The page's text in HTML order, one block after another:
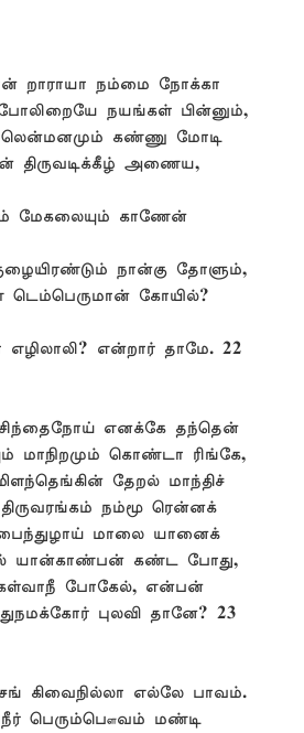
றாராயா நம்மை நோக்கா
நயங்கள் பின்னும்,
கண்ணு மோடி
திருவடிக்கீழ் அணைய,
மேகலையும் காணேன்
நான்கு தோளும்,
கோயில்?
என்றார் தாமே. 22
எனக்கே தந்தென்
மாநிறமும் கொண்டா ரிங்கே,
தேறல் மாந்திச்
நம்மூ ரென்னக்
மாலை யானைக்
யான்காண்பன் கண்ட போது,
கள்வாநீ போகேல், என்பன்
புலவி தானே? 23
கிவைநில்லா எல்லே பாவம்.
பெரும்பௌவம் மண்டி